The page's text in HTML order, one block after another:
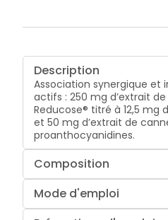
Description
Association synergique et
actifs : 250 mg d’extrait
Reducose® titré à 12,5 mg
et 50 mg d’extrait de
proanthocyanidines.
Composition
Mode d'emploi